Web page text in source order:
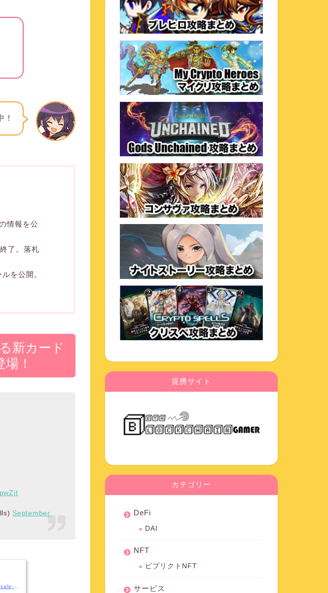
！
情報を公
了。落札
を公開。
新カード
！
September
https://medium.com/crypto-spells/cryptospells-9-17-card-sale-004-c7d9b107bf67
提携サイト
カテゴリー
DeFi
DAI
NFT
ピプリクトNFT
サービス